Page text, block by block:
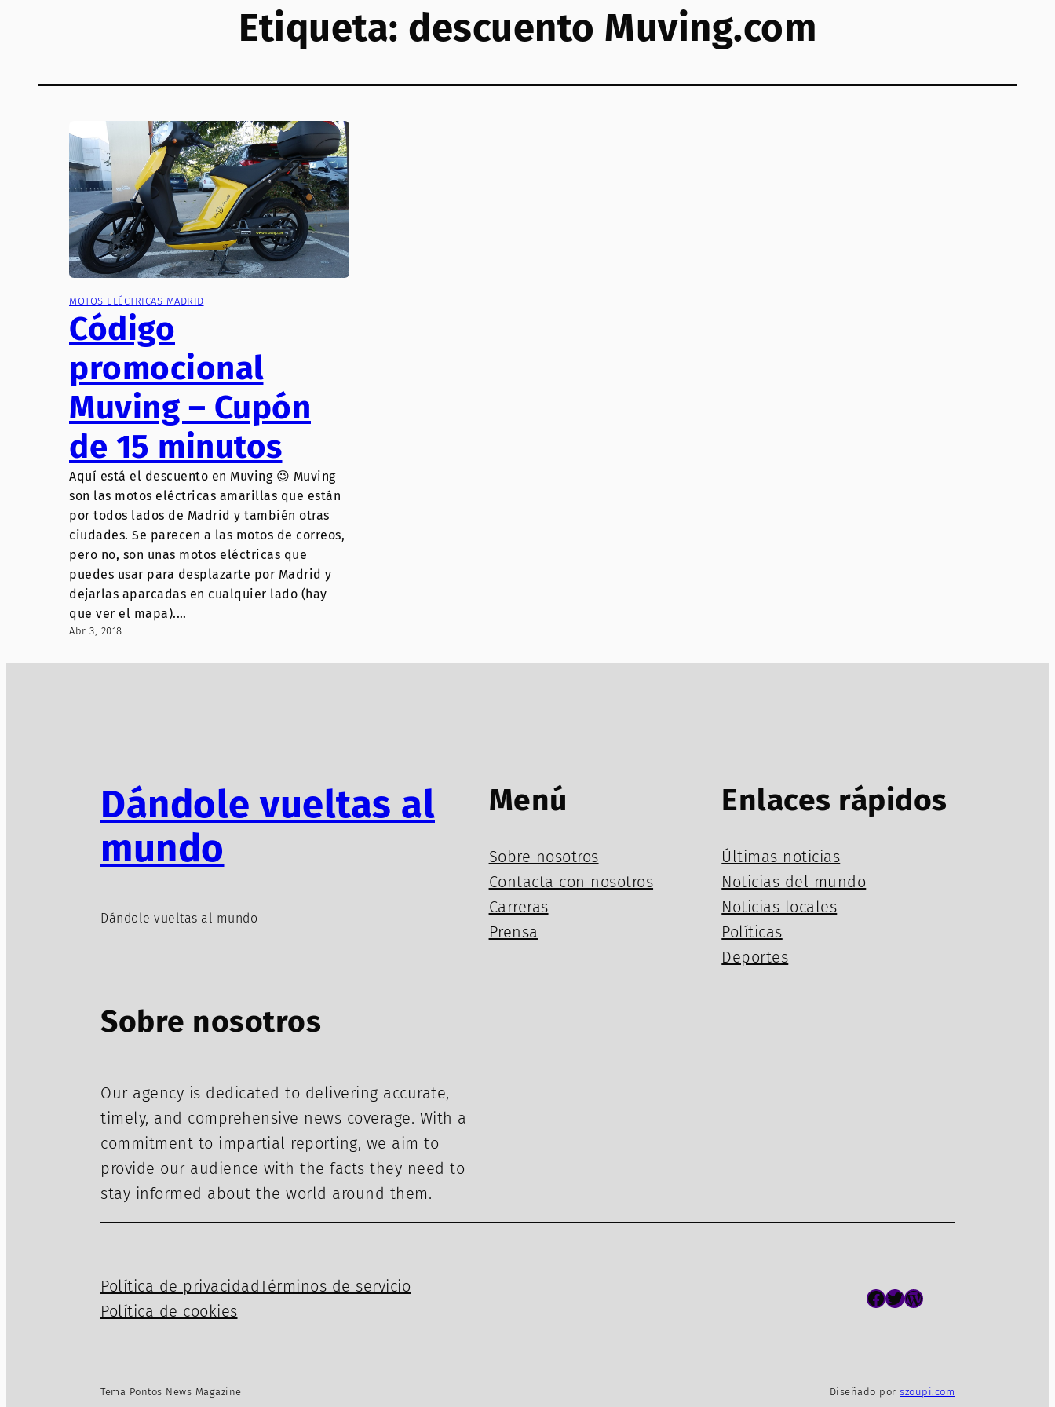
Etiqueta: descuento Muving.com
MOTOS ELÉCTRICAS MADRID
Código
promocional
Muving – Cupón
de 15 minutos
Aquí está el descuento en Muving 😉 Muving
son las motos eléctricas amarillas que están
por todos lados de Madrid y también otras
ciudades. Se parecen a las motos de correos,
pero no, son unas motos eléctricas que
puedes usar para desplazarte por Madrid y
dejarlas aparcadas en cualquier lado (hay
que ver el mapa).…
Abr 3, 2018
Dándole vueltas al
mundo
Dándole vueltas al mundo
Sobre nosotros
Our agency is dedicated to delivering accurate,
timely, and comprehensive news coverage. With a
commitment to impartial reporting, we aim to
provide our audience with the facts they need to
stay informed about the world around them.
Menú
Sobre nosotros
Contacta con nosotros
Carreras
Prensa
Enlaces rápidos
Últimas noticias
Noticias del mundo
Noticias locales
Políticas
Deportes
Política de privacidadTérminos de servicio
Política de cookies
Facebook Twitter WordPress
Tema Pontos News Magazine Diseñado por szoupi.com